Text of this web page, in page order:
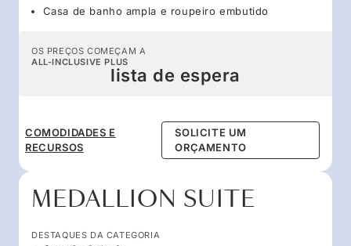
Casa de banho ampla e roupeiro embutido
OS PREÇOS COMEÇAM A
ALL-INCLUSIVE PLUS
lista de espera
COMODIDADES E
RECURSOS
SOLICITE UM
ORÇAMENTO
MEDALLION SUITE
DESTAQUES DA CATEGORIA